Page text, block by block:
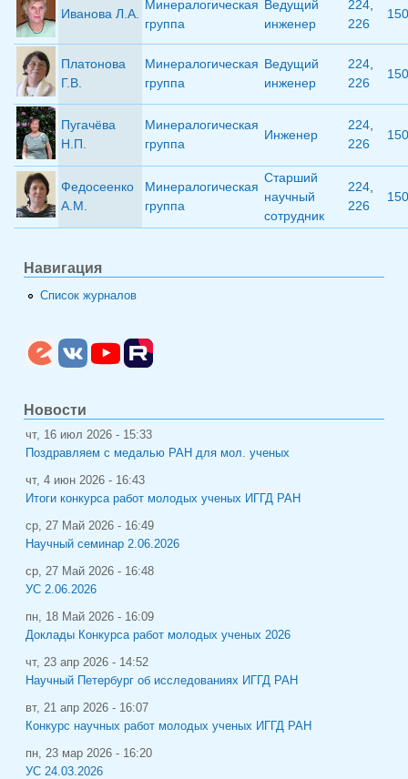
Иванова Л.А.
Минералогическая
группа
Ведущий
инженер
224,
226
150
Платонова
Г.В.
Минералогическая
группа
Ведущий
инженер
224,
226
150
Пугачёва
Н.П.
Минералогическая
группа
Инженер
224,
226
150
Федосеенко
А.М.
Минералогическая
группа
Старший
научный
сотрудник
224,
226
150
Навигация
Список журналов
Новости
чт, 16 июл 2026 - 15:33
Поздравляем с медалью РАН для мол. ученых
чт, 4 июн 2026 - 16:43
Итоги конкурса работ молодых ученых ИГГД РАН
ср, 27 Май 2026 - 16:49
Научный семинар 2.06.2026
ср, 27 Май 2026 - 16:48
УС 2.06.2026
пн, 18 Май 2026 - 16:09
Доклады Конкурса работ молодых ученых 2026
чт, 23 апр 2026 - 14:52
Научный Петербург об исследованиях ИГГД РАН
вт, 21 апр 2026 - 16:07
Конкурс научных работ молодых ученых ИГГД РАН
пн, 23 мар 2026 - 16:20
УС 24.03.2026